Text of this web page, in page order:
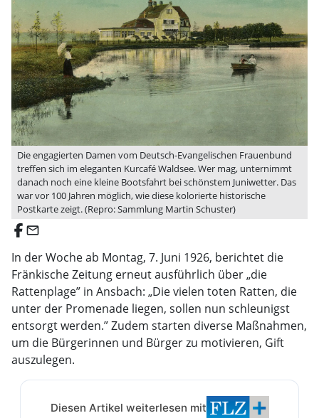
Die engagierten Damen vom Deutsch-Evangelischen Frauenbund
treffen sich im eleganten Kurcafé Waldsee. Wer mag, unternimmt
danach noch eine kleine Bootsfahrt bei schönstem Juniwetter. Das
war vor 100 Jahren möglich, wie diese kolorierte historische
Postkarte zeigt. (Repro: Sammlung Martin Schuster)
email
In der Woche ab Montag, 7. Juni 1926, berichtet die
Fränkische Zeitung erneut ausführlich über „die
Rattenplage” in Ansbach: „Die vielen toten Ratten, die
unter der Promenade liegen, sollen nun schleunigst
entsorgt werden.” Zudem starten diverse Maßnahmen,
um die Bürgerinnen und Bürger zu motivieren, Gift
auszulegen.
Diesen Artikel weiterlesen mit